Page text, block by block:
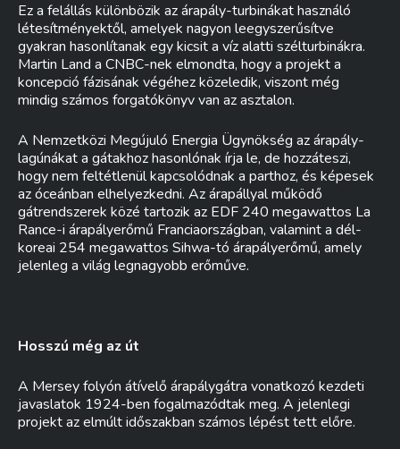
Ez a felállás különbözik az árapály-turbinákat használó
létesítményektől, amelyek nagyon leegyszerűsítve
gyakran hasonlítanak egy kicsit a víz alatti szélturbinákra.
Martin Land a CNBC-nek elmondta, hogy a projekt a
koncepció fázisának végéhez közeledik, viszont még
mindig számos forgatókönyv van az asztalon.
A Nemzetközi Megújuló Energia Ügynökség az árapály-
lagúnákat a gátakhoz hasonlónak írja le, de hozzáteszi,
hogy nem feltétlenül kapcsolódnak a parthoz, és képesek
az óceánban elhelyezkedni. Az árapállyal működő
gátrendszerek közé tartozik az EDF 240 megawattos La
Rance-i árapályerőmű Franciaországban, valamint a dél-
koreai 254 megawattos Sihwa-tó árapályerőmű, amely
jelenleg a világ legnagyobb erőműve.
Hosszú még az út
A Mersey folyón átívelő árapálygátra vonatkozó kezdeti
javaslatok 1924-ben fogalmazódtak meg. A jelenlegi
projekt az elmúlt időszakban számos lépést tett előre.